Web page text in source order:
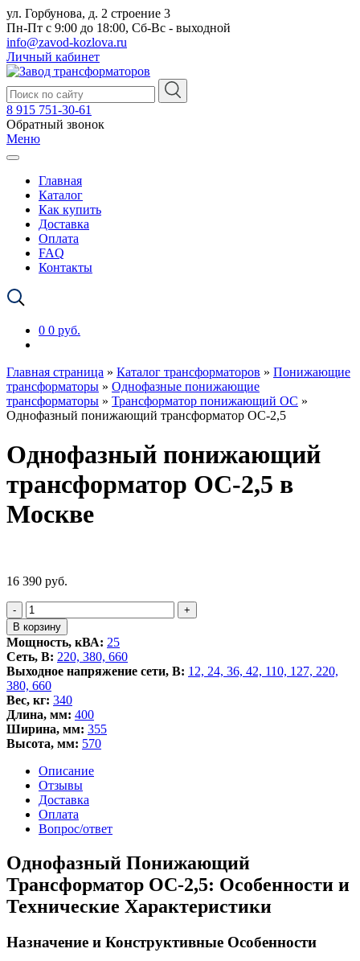
ул. Горбунова, д. 2 строение 3
Пн-Пт с 9:00 до 18:00, Сб-Вс - выходной
info@zavod-kozlova.ru
Личный кабинет
8 915 751-30-61
Обратный звонок
Меню
Главная
Каталог
Как купить
Доставка
Оплата
FAQ
Контакты
0 0 руб.
Главная страница » Каталог трансформаторов » Понижающие
трансформаторы » Однофазные понижающие
трансформаторы » Трансформатор понижающий ОС »
Однофазный понижающий трансформатор ОС-2,5
Однофазный понижающий
трансформатор ОС-2,5 в
Москве
16 390 руб.
-
Количество
товара
Однофазный
понижающий
трансформатор
ОС-2,5
+
В корзину
Мощность, кВА: 25
Сеть, В: 220, 380, 660
Выходное напряжение сети, В: 12, 24, 36, 42, 110, 127, 220,
380, 660
Вес, кг: 340
Длина, мм: 400
Ширина, мм: 355
Высота, мм: 570
Описание
Отзывы
Доставка
Оплата
Вопрос/ответ
Однофазный Понижающий
Трансформатор ОС-2,5: Особенности и
Технические Характеристики
Назначение и Конструктивные Особенности